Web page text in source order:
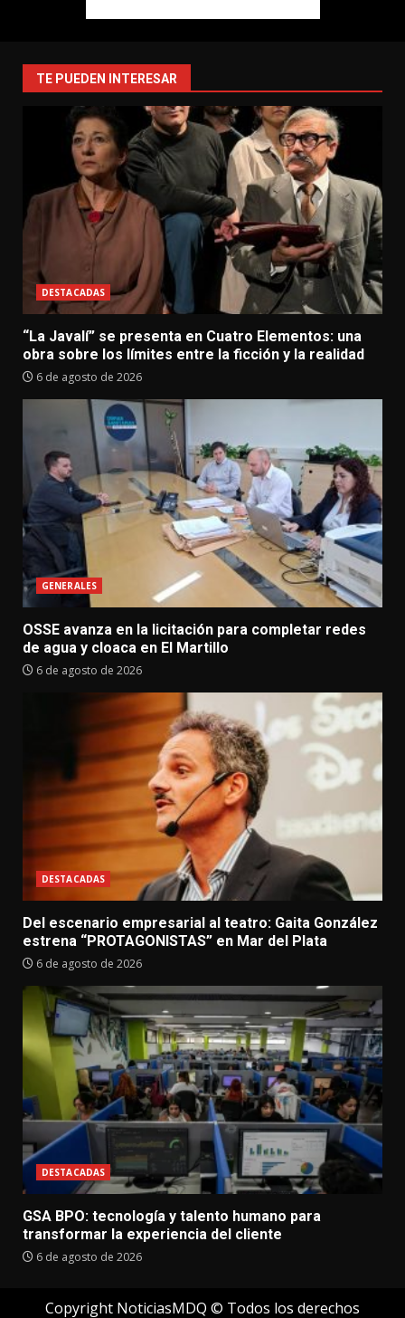
TE PUEDEN INTERESAR
DESTACADAS
“La Javalí” se presenta en Cuatro Elementos: una
obra sobre los límites entre la ficción y la realidad
6 de agosto de 2026
GENERALES
OSSE avanza en la licitación para completar redes
de agua y cloaca en El Martillo
6 de agosto de 2026
DESTACADAS
Del escenario empresarial al teatro: Gaita González
estrena “PROTAGONISTAS” en Mar del Plata
6 de agosto de 2026
DESTACADAS
GSA BPO: tecnología y talento humano para
transformar la experiencia del cliente
6 de agosto de 2026
Copyright NoticiasMDQ © Todos los derechos